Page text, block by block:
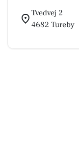
Tvedvej 2
4682 Tureby